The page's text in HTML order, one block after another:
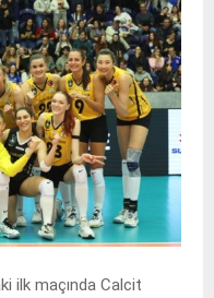
ilk maçında Calcit